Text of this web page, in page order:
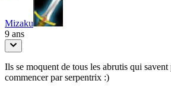
Mizaku
9 ans
Ils se moquent de tous les abrutis qui
commencer par serpentrix :)